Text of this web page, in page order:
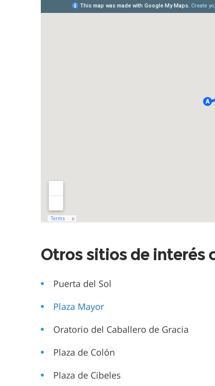
Otros sitios de interés
Puerta del Sol
Plaza Mayor
Oratorio del Caballero de Gracia
Plaza de Colón
Plaza de Cibeles